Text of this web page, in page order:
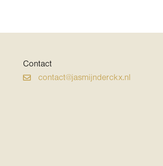
Contact
contact@jasmijnderckx.nl